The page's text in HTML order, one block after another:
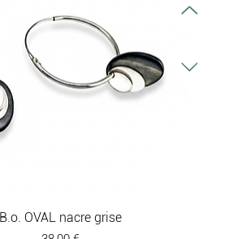
B.o. OVAL nacre grise